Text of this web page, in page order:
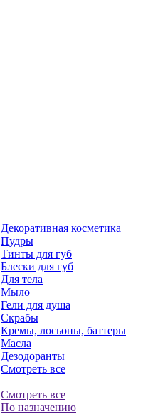
Декоративная косметика
Пудры
Тинты для губ
Блески для губ
Для тела
Мыло
Гели для душа
Скрабы
Кремы, лосьоны, баттеры
Масла
Дезодоранты
Смотреть все
Смотреть все
По назначению